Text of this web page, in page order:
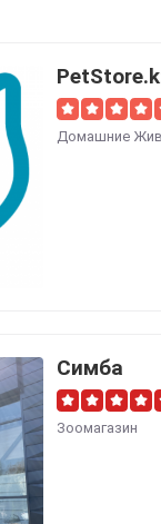
Домашние
Симба
Зоомагазин